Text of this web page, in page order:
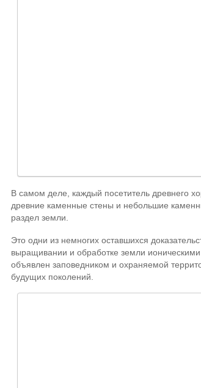
В самом деле, каждый посетитель древнего
древние каменные стены и небольшие
раздел земли.
Это одни из немногих оставшихся
выращивании и обработке земли
объявлен заповедником и охраняемой
будущих поколений.